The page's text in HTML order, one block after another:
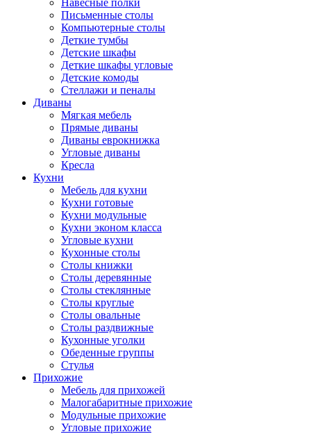
Навесные полки
Письменные столы
Компьютерные столы
Деткие тумбы
Детские шкафы
Деткие шкафы угловые
Детские комоды
Стеллажи и пеналы
Диваны
Мягкая мебель
Прямые диваны
Диваны еврокнижка
Угловые диваны
Кресла
Кухни
Мебель для кухни
Кухни готовые
Кухни модульные
Кухни эконом класса
Угловые кухни
Кухонные столы
Столы книжки
Столы деревянные
Столы стеклянные
Столы круглые
Столы овальные
Столы раздвижные
Кухонные уголки
Обеденные группы
Стулья
Прихожие
Мебель для прихожей
Малогабаритные прихожие
Модульные прихожие
Угловые прихожие